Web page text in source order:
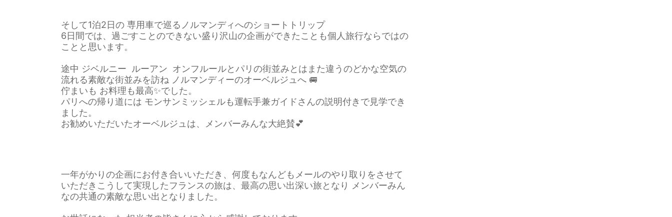
そして1泊2日の 専用車で巡るノルマンディへのショートトリップ
6日間では、 過ごすことのできない盛り沢山の企画ができたことも個人旅行ならではの
ことと思います。
途中 ジベルニー ルーアン オンフルールとパリの街並みとはまた違うのどかな空気の
流れる素敵な街並みを訪ね ノルマンディーのオーベルジュへ 🚐
佇まいも お料理も最高✨でした。
パリへの帰り道には モンサンミッシェルも運転手兼ガイドさんの説明付きで見学でき
ま した。
お勧めいただいたオーベルジュは、メンバーみんな大絶賛💕
一年がかりの企画にお付き合いいただき、 何度もなんどもメールのやり取りをさせて
いただきこうして実現したフランスの旅は、最高の思い出深い旅となり メンバーみん
なの共通の素敵な思い出となりました。